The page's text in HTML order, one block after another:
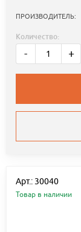
ПРОИЗВОДИТЕЛЬ:
Количество:
- +
Арт.: 30040
Товар в наличии